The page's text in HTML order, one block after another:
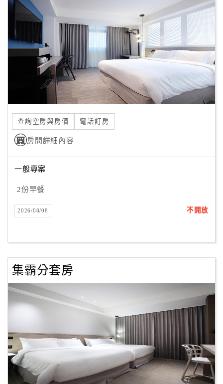
單
Line
紅
利
查
訂
房
Q&A
旅
卡
訂
房
請
款
收
據
查詢空房與房價 電話訂房
房間詳細內容
一般專案
2份早餐
2026/08/08 不開放
集霸分套房